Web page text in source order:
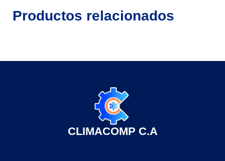
Productos relacionados
CLIMACOMP C.A